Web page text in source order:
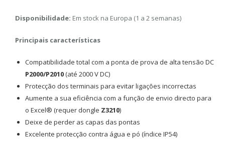
Disponibilidade: Em stock na Europa (1 a 2 semanas)
Principais características
Compatibilidade total com a ponta de prova de alta tensão DC
P2000/P2010(até 2000 V DC)
Protecção dos terminais para evitar ligações incorrectas
Aumente a sua eficiência com a função de envio directo para
o Excel® (requer dongle Z3210)
Deixe de perder as capas das pontas
Excelente protecção contra água e pó (índice IP54)